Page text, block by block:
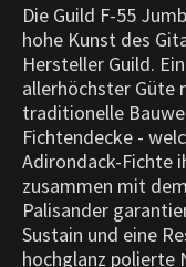
Die Guild F-55
hohe Kunst des
Hersteller Guild.
allerhöchster Güte
traditionelle
Fichtendecke -
Adirondack-Fichte
zusammen mit
Palisander
Sustain und eine
hochglanz polierte